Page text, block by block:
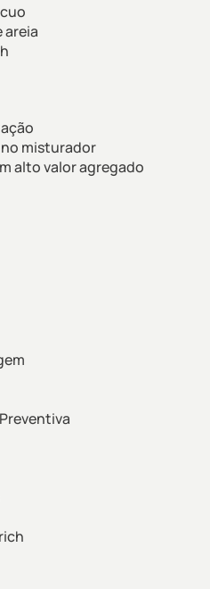
areia
misturador
alto valor agregado